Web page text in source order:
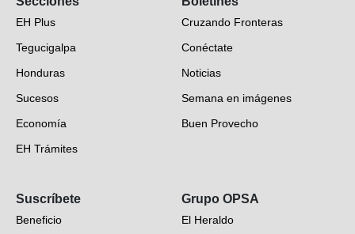
EH Plus
Tegucigalpa
Honduras
Sucesos
Economía
EH Trámites
EH Verifica
Fotogalerías
Cruzando Fronteras
Conéctate
Noticias
Semana en imágenes
Buen Provecho
Suscríbete
Beneficio
Grupo OPSA
El Heraldo